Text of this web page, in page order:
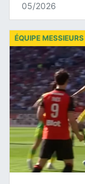
05/2026
ÉQUIPE MESSIEURS